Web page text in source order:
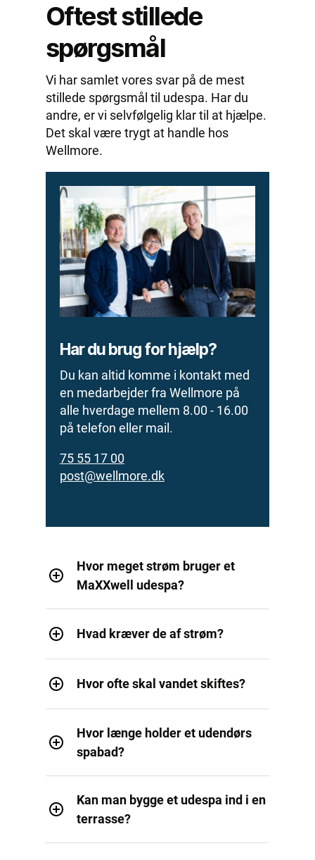
Oftest stillede
spørgsmål
Vi har samlet vores svar på de mest
stillede spørgsmål til udespa. Har du
andre, er vi selvfølgelig klar til at hjælpe.
Det skal være trygt at handle hos
Wellmore.
Har du brug for hjælp?
Du kan altid komme i kontakt med
en medarbejder fra Wellmore på
alle hverdage mellem 8.00 - 16.00
på telefon eller mail.
75 55 17 00
post@wellmore.dk
Hvor meget strøm bruger et
MaXXwell udespa?
Hvad kræver de af strøm?
Hvor ofte skal vandet skiftes?
Hvor længe holder et udendørs
spabad?
Kan man bygge et udespa ind i en
terrasse?